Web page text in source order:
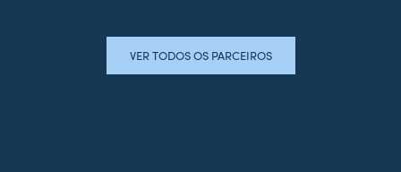
VER TODOS OS PARCEIROS